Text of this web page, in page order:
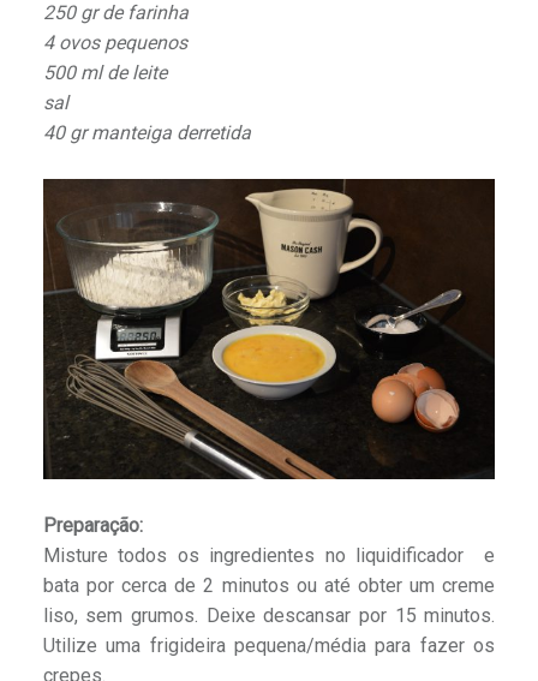
250 gr de farinha
4 ovos pequenos
500 ml de leite
sal
40 gr manteiga derretida
Preparação:
Misture todos os ingredientes no liquidificador e
bata por cerca de 2 minutos ou até obter um creme
liso, sem grumos. Deixe descansar por 15 minutos.
Utilize uma frigideira pequena/média para fazer os
crepes.